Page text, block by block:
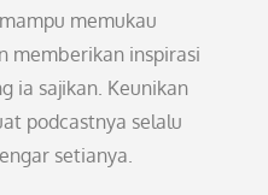
memukau
memberikan inspirasi
ia sajikan. Keunikan
podcastnya selalu
setianya.